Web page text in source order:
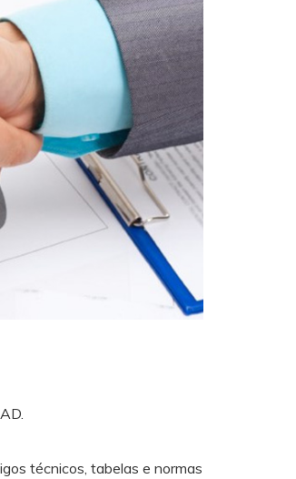
técnicos, tabelas e normas